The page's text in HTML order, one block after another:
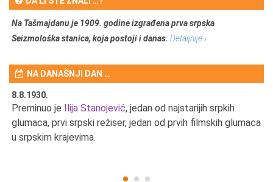
Na Tašmajdanu je 1909. godine izgrađena prva srpska
Seizmološka stanica, koja postoji i danas. Detaljnije ›
NA DANAŠNJI DAN …
8.8.1930.
Preminuo je Ilija Stanojević, jedan od najstarijih srpkih
glumaca, prvi srpski režiser, jedan od prvih filmskih glumaca
u srpskim krajevima.